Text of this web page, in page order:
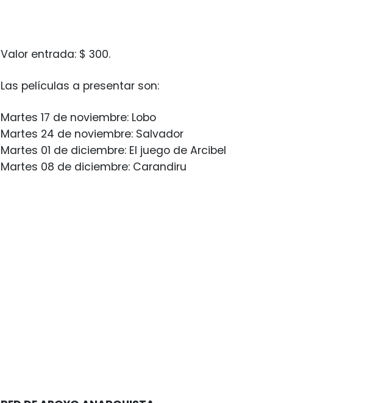
Valor entrada: $ 300.
Las películas a presentar son:
Martes 17 de noviembre: Lobo
Martes 24 de noviembre: Salvador
Martes 01 de diciembre: El juego de Arcibel
Martes 08 de diciembre: Carandiru